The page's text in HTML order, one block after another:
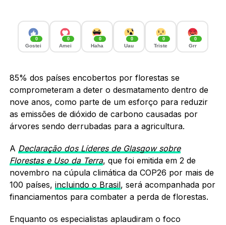
0
Gostei
0
Amei
0
Haha
0
Uau
0
Triste
0
Grr
85% dos países encobertos por florestas se
comprometeram a deter o desmatamento dentro de
nove anos, como parte de um esforço para reduzir
as emissões de dióxido de carbono causadas por
árvores sendo derrubadas para a agricultura.
A Declaração dos Líderes de Glasgow sobre
Florestas e Uso da Terra, que foi emitida em 2 de
novembro na cúpula climática da COP26 por mais de
100 países, incluindo o Brasil, será acompanhada por
financiamentos para combater a perda de florestas.
Enquanto os especialistas aplaudiram o foco